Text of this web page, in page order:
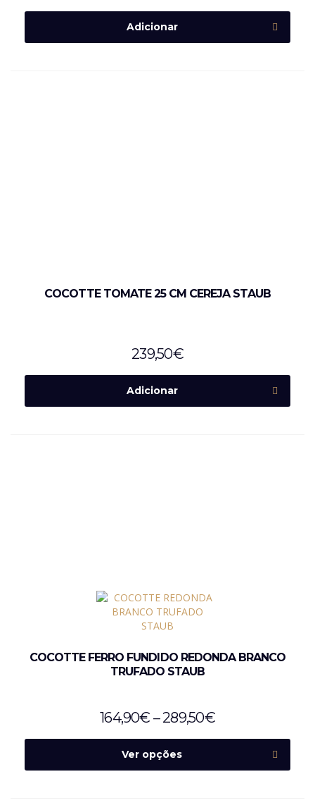
Adicionar
COCOTTE TOMATE 25 CM CEREJA STAUB
239,50€
Adicionar
COCOTTE FERRO FUNDIDO REDONDA BRANCO
TRUFADO STAUB
164,90€ –289,50€
Ver opções